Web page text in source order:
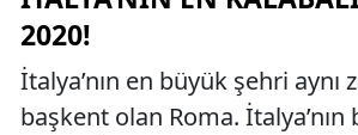
2020!
İtalya’nın en büyük şehri aynı
başkent olan Roma. İtalya’nın